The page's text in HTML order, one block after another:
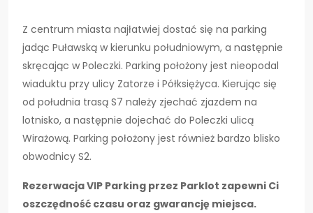
Z centrum miasta najłatwiej dostać się na parking
jadąc Puławską w kierunku południowym, a następnie
skręcając w Poleczki. Parking położony jest nieopodal
wiaduktu przy ulicy Zatorze i Półksiężyca. Kierując się
od południa trasą S7 należy zjechać zjazdem na
lotnisko, a następnie dojechać do Poleczki ulicą
Wirażową. Parking położony jest również bardzo blisko
obwodnicy S2.
Rezerwacja VIP Parking przez Parklot zapewni Ci
oszczędność czasu oraz gwarancję miejsca.